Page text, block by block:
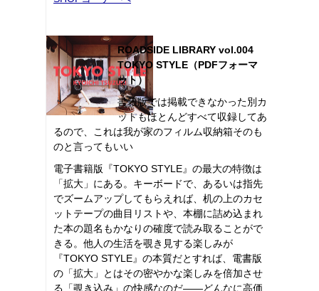
ROADSIDE LIBRARY vol.004
TOKYO STYLE（PDFフォーマ
ット）
書籍版では掲載できなかった別カ
ットもほとんどすべて収録してあ
るので、これは我が家のフィルム収納箱そのも
のと言ってもいい
電子書籍版『TOKYO STYLE』の最大の特徴は
「拡大」にある。キーボードで、あるいは指先
でズームアップしてもらえれば、机の上のカセ
ットテープの曲目リストや、本棚に詰め込まれ
た本の題名もかなりの確度で読み取ることがで
きる。他人の生活を覗き見する楽しみが
『TOKYO STYLE』の本質だとすれば、電書版
の「拡大」とはその密やかな楽しみを倍加させ
る「覗き込み」の快感なのだ――どんなに高価